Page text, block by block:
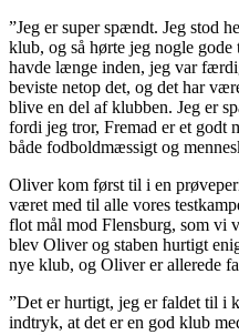
”Jeg er super spændt. Jeg stod
klub, og så hørte jeg nogle
havde længe inden, jeg var
beviste netop det, og det har
blive en del af klubben. Jeg er
fordi jeg tror, Fremad er et
både fodboldmæssigt og
Oliver kom først til i en
været med til alle vores
flot mål mod Flensburg, som vi
blev Oliver og staben hurtigt
nye klub, og Oliver er allerede
”Det er hurtigt, jeg er faldet til i
indtryk, at det er en god klub